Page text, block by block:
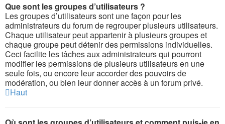
Que sont les groupes d’utilisateurs ?
Les groupes d’utilisateurs sont une façon pour les
administrateurs du forum de regrouper plusieurs utilisateurs.
Chaque utilisateur peut appartenir à plusieurs groupes et
chaque groupe peut détenir des permissions individuelles.
Ceci facilite les tâches aux administrateurs qui pourront
modifier les permissions de plusieurs utilisateurs en une
seule fois, ou encore leur accorder des pouvoirs de
modération, ou bien leur donner accès à un forum privé.
Haut